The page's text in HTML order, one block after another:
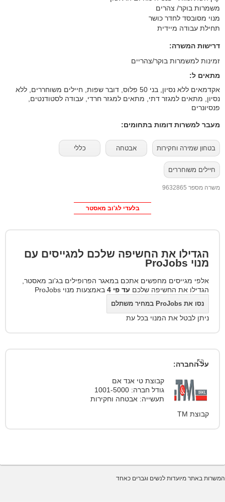
משמרות בוקר/ צהרים
מנוי מסובסד לחדר כושר
תחילת עבודה מיידית
דרישות המשרה:
זמינות למשמרות בוקר/צהריים
מתאים ל:
אקדמאים ללא נסיון, בני 50 פלוס, דובר שפות, חיילים משוחררים, ללא
נסיון, מתאים למגזר דתי, מתאים למגזר חרדי, עבודה לסטודנטים,
פנסיונרים
מעבר למשרות דומות בתחומים:
בטחון שמירה וחקירות אבטחה כללי
חיילים משוחררים
משרה מספר 9632865
בלעדי לג'וב מאסטר
הגדילו את החשיפה שלכם למגייסים עם
מנוי ProJobs
אלפי מגייסים מחפשים אתכם במאגר הפרופילים בג'וב מאסטר,
הגדילו את החשיפה שלכם עד פי 4 באמצעות מנוי ProJobs
נסו את ProJobs במחיר משתלם
ניתן לבטל את המנוי בכל עת
על החברה:
קבוצת טי אנד אם
גודל חברה: 1001-5000
תעשייה: אבטחה וחקירות
קבוצת TM
המשרות באתר מיועדות לנשים וגברים כאחד